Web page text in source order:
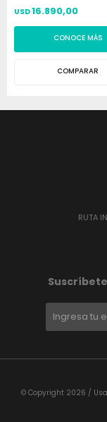
USD16.890,00
CONOCE MÁS
COMPARAR
RUTA
© Copyright 2026 /